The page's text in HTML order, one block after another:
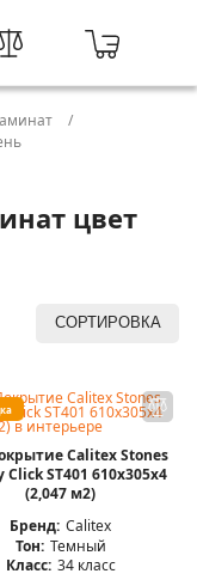
цвет
СОРТИРОВКА
Calitex Stones
Click ST401 610x305x4
(2,047 м2)
Бренд: Calitex
Тон: Темный
Класс: 34 класс